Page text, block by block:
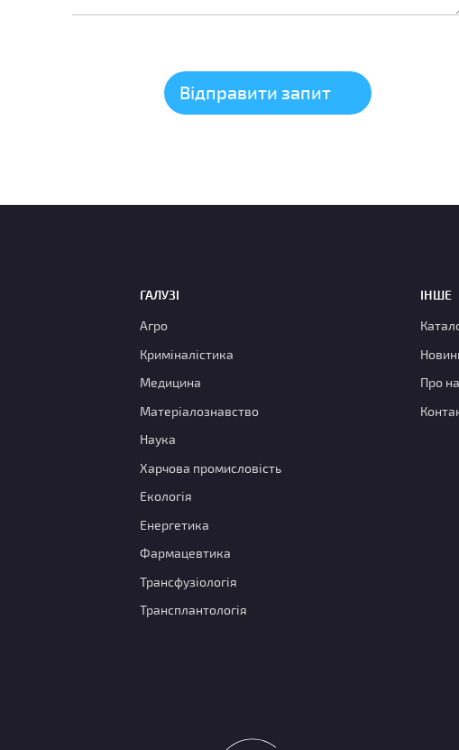
ГАЛУЗІ
Агро
Криміналістика
Медицина
Матеріалознавство
Наука
Харчова промисловість
Екологія
Енергетика
Фармацевтика
Трансфузіологія
Трансплантологія
ІНШЕ
Про